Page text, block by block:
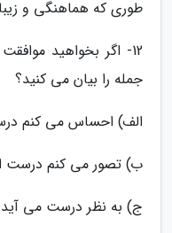
طوری که هماهنگی و
12- اگر بخواهید
جمله را بیان می کنید؟
الف) احساس می کنم
ب) تصور می کنم
ج) به نظر درست می